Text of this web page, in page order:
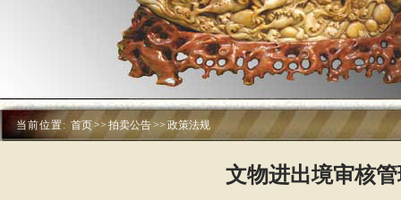
当前位置: 首页>> 拍卖公告>> 政策法规
文物进出境审核